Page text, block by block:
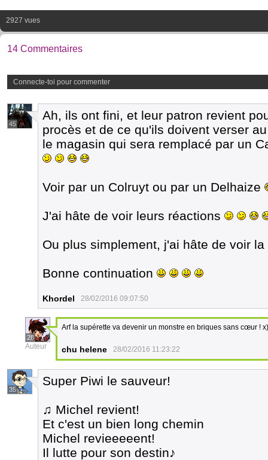
2927 vues
14 Commentaires
Connecte-toi pour commenter
45
Ah, ils ont fini, et leur patron revient
procès et de ce qu'ils doivent verser
le magasin qui sera remplacé par un
Voir par un Colruyt ou par un Delhaize
J'ai hâte de voir leurs réactions
Ou plus simplement, j'ai hâte de voir
Bonne continuation
Khordel 28/02/2016 09:07:50
28
Auteur
Arf la supérette va devenir un monstre en briques sans cœur ! x)
chu helene 28/02/2016 11:23:22
35
Super Piwi le sauveur!
♫ Michel revient!
Et c'est un bien long chemin
Michel revieeeeent!
Il lutte pour son destin♪